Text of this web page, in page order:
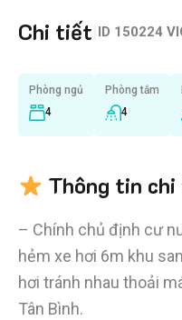
Chi tiết ID 150224
Phòng ngủ
4
Phòng tắm
4
Thông tin
– Chính chủ định cư
hẻm xe hơi 6m khu
hơi tránh nhau thoải
Tân Bình.